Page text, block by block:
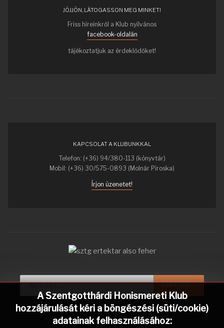
A Szentgotthárdi Honismereti Klub
hozzájárulását kéri a böngészési (süti/cookie)
adatainak felhasználásához:
JÖJJÖN, LÁTOGASSON MEG MINKET!
Friss híreinkről a Klub nyilvános
facebook-oldalán
tájékoztatjuk az érdeklődőket!
KAPCSOLAT A KLUBUNKKAL
Telefon: (+36) 94/380-113 (könyvtár)
Mobil: (+36) 30/575-0893 (Molnár Piroska)
Írjon üzenetet!
Keresés...